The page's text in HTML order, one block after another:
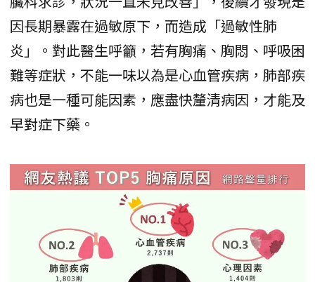
因長期暴露在過敏原下，而造成「過敏性肺
炎」。對此醫生呼籲，若有胸痛、胸悶、呼吸困
難等症狀，不能一味以為是心血管疾病，肺部疾
病也是一種可能因素，應盡快釐清病因，才能及
早對症下藥。